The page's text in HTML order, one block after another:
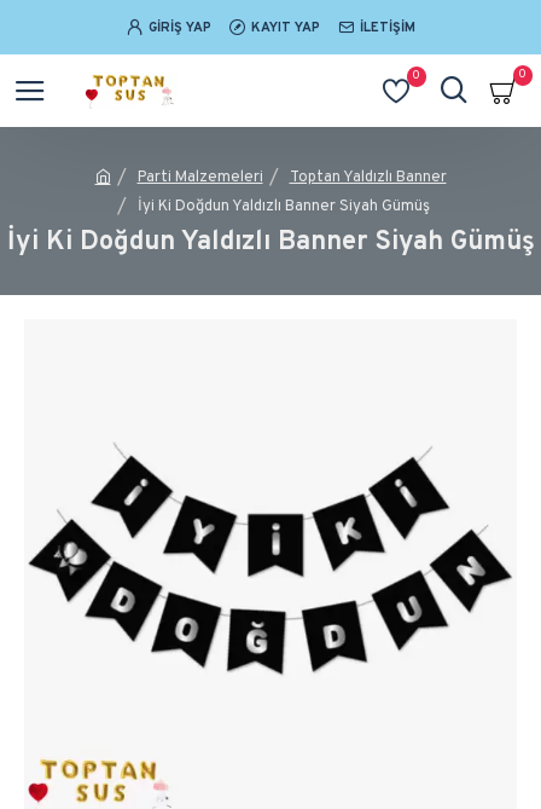
GIRIŞ YAP KAYIT YAP İLETIŞIM
0 0
Parti Malzemeleri
Toptan Yaldızlı Banner
İyi Ki Doğdun Yaldızlı Banner Siyah Gümüş
İyi Ki Doğdun Yaldızlı Banner Siyah Gümüş